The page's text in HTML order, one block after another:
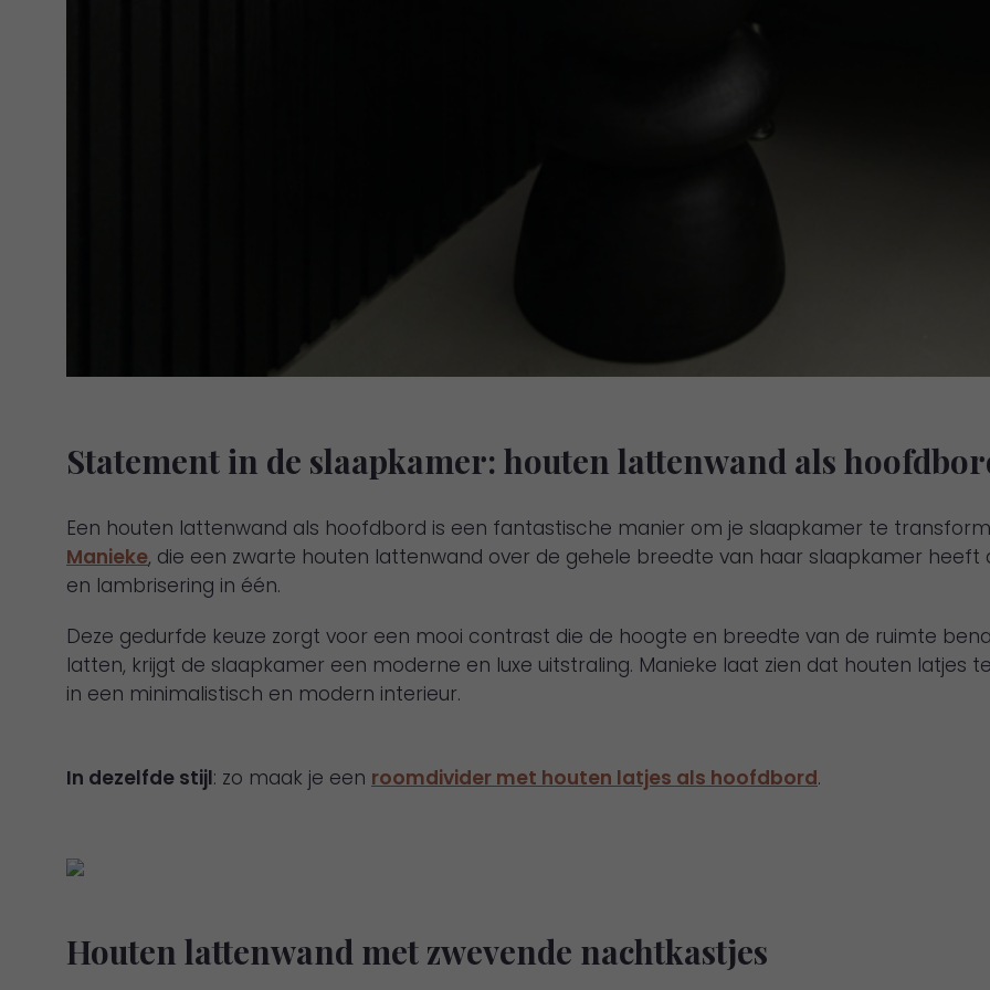
Statement in de slaapkamer: houten lattenwand als
Een houten lattenwand als hoofdbord is een fantastische manier om je slaapkamer te
Manieke, die een zwarte houten lattenwand over de gehele breedte van haar slaapkamer
en lambrisering in één.
Deze gedurfde keuze zorgt voor een mooi contrast die de hoogte en breedte van de ruimte
latten, krijgt de slaapkamer een moderne en luxe uitstraling. Manieke laat zien dat houten latjes
in een minimalistisch en modern interieur.
In dezelfde stijl: zo maak je een roomdivider met houten latjes als hoofdbord.
Houten lattenwand met zwevende nachtkastjes